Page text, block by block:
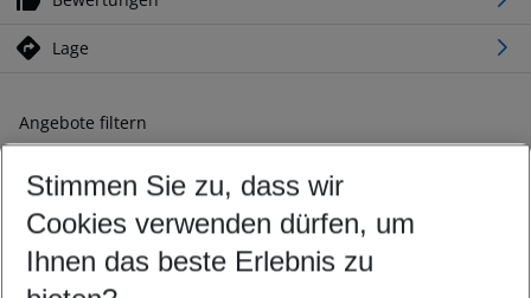
Lage
Angebote filtern
Ändern Sie Ihre Kriterien nach Ihren Wünschen
Abflughafen wählen
Beliebiger Abflughafen
Reisezeitraum wählen
08.08.26– 06.08.27 5-8 Nächte
Stimmen Sie zu, dass wir
Cookies verwenden dürfen, um
Ihnen das beste Erlebnis zu